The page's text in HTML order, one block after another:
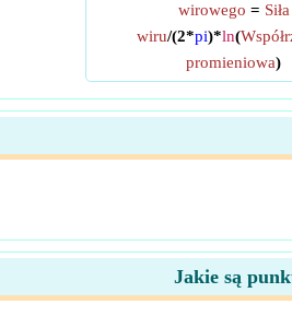
wirowego = Siła
wiru/(2*pi)*ln(
promieniowa)
Jakie są